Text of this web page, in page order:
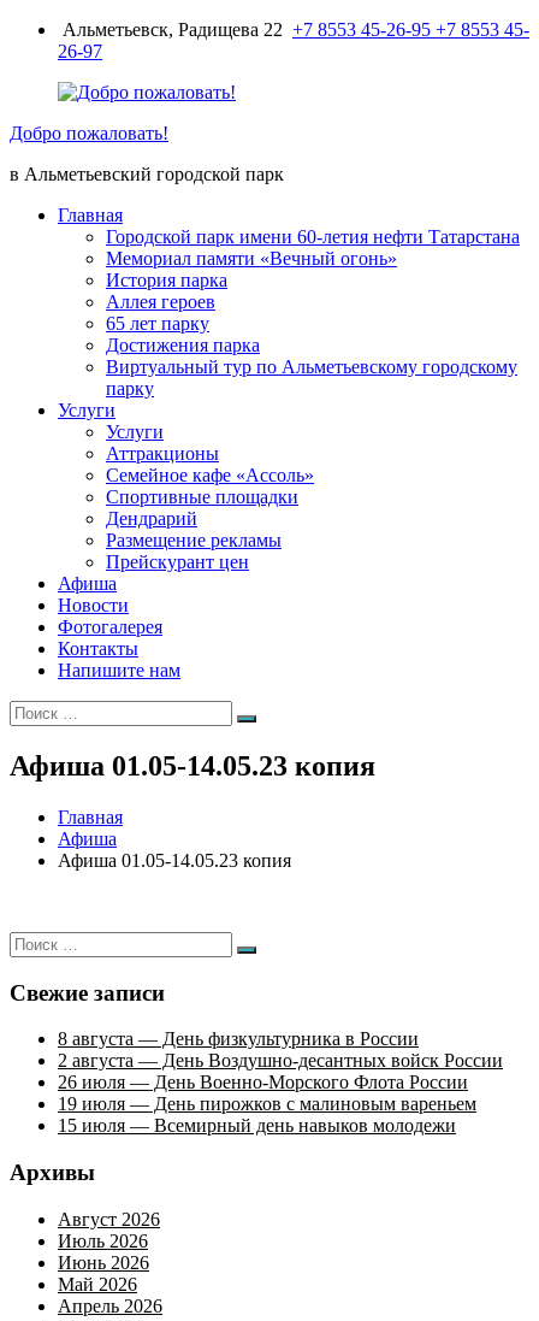
ПерейтиАльметьевск, Радищева 22 +7 8553 45-26-95 +7 8553 45-
26-97
Добро пожаловать!
в Альметьевский городской парк
Главная
Городской парк имени 60-летия нефти Татарстана
Мемориал памяти «Вечный огонь»
История парка
Аллея героев
65 лет парку
Достижения парка
Виртуальный тур по Альметьевскому городскому
парку
Услуги
Услуги
Аттракционы
Семейное кафе «Ассоль»
Спортивные площадки
Дендрарий
Размещение рекламы
Прейскурант цен
Афиша
Новости
Фотогалерея
Контакты
Напишите нам
Искать:
Поиск
Афиша 01.05-14.05.23 копия
Главная
Афиша
Афиша 01.05-14.05.23 копия
Искать:
Поиск
Свежие записи
8 августа — День физкультурника в России
2 августа — День Воздушно-десантных войск России
26 июля — День Военно-Морского Флота России
19 июля — День пирожков с малиновым вареньем
15 июля — Всемирный день навыков молодежи
Архивы
Август 2026
Июль 2026
Июнь 2026
Май 2026
Апрель 2026